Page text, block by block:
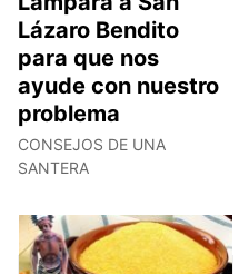
Lázaro Bendito
para que nos
ayude con nuestro
problema
CONSEJOS DE UNA
SANTERA